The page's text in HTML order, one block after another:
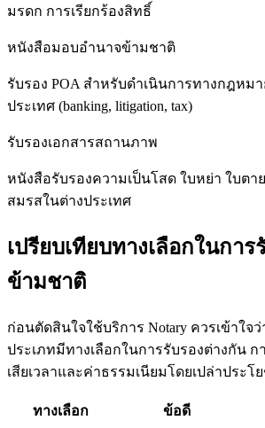
มรดก การเรียกร้องสิทธิ์
หนังสือมอบอำนาจข้ามชาติ
รับรอง POA สำหรับดำเนินการทางกฎหม
ประเทศ (banking, litigation, tax)
รับรองเอกสารสถานภาพ
หนังสือรับรองความเป็นโสด ใบหย่า ใบตา
สมรสในต่างประเทศ
เปรียบเทียบทางเลือกในการ
ข้ามชาติ
ก่อนตัดสินใจใช้บริการ Notary ควรเข้าใจว่
ประเภทมีทางเลือกในการรับรองต่างกัน ก
เสียเวลาและค่าธรรมเนียมโดยเปล่าประโ
ทางเลือก ข้อดี